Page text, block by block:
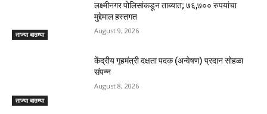
ताज्या बातम्या
लक्ष्मीनगर पोलिसांकडून ताब्यात; ७६,७०० रुपयांचा
मुद्देमाल हस्तगत
August 9, 2026
ताज्या बातम्या
केंद्रीय गृहमंत्री दक्षता पदक (अन्वेषण) प्रदान सोहळा
संपन्न
August 8, 2026